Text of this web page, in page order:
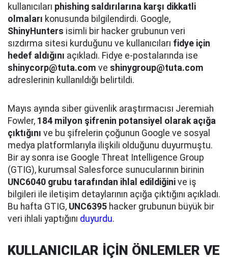
kullanıcıları phishing saldırılarına karşı dikkatli
olmaları konusunda bilgilendirdi. Google,
ShinyHunters isimli bir hacker grubunun veri
sızdırma sitesi kurduğunu ve kullanıcıları fidye için
hedef aldığını açıkladı. Fidye e-postalarında ise
shinycorp@tuta.com ve shinygroup@tuta.com
adreslerinin kullanıldığı belirtildi.
Mayıs ayında siber güvenlik araştırmacısı Jeremiah
Fowler, 184 milyon şifrenin potansiyel olarak açığa
çıktığını ve bu şifrelerin çoğunun Google ve sosyal
medya platformlarıyla ilişkili olduğunu duyurmuştu.
Bir ay sonra ise Google Threat Intelligence Group
(GTIG), kurumsal Salesforce sunucularının birinin
UNC6040 grubu tarafından ihlal edildiğini ve iş
bilgileri ile iletişim detaylarının açığa çıktığını açıkladı.
Bu hafta GTIG, UNC6395 hacker grubunun büyük bir
veri ihlali yaptığını duyurdu.
KULLANICILAR İÇİN ÖNLEMLER VE